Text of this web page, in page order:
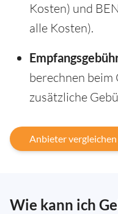
Kosten) und
alle Kosten).
berechnen beim
zusätzliche
Anbieter vergleichen
Wie kann ich